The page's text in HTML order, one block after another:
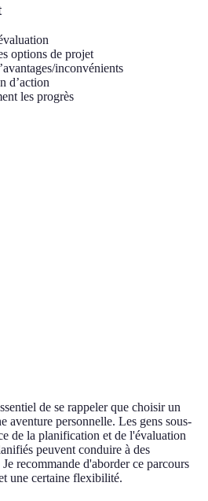
options de projet
inconvénients
d’action
les progrès
de se rappeler que choisir un
aventure personnelle. Les gens sous-
de la planification et de l'évaluation
peuvent conduire à des
recommande d'aborder ce parcours
une certaine flexibilité.